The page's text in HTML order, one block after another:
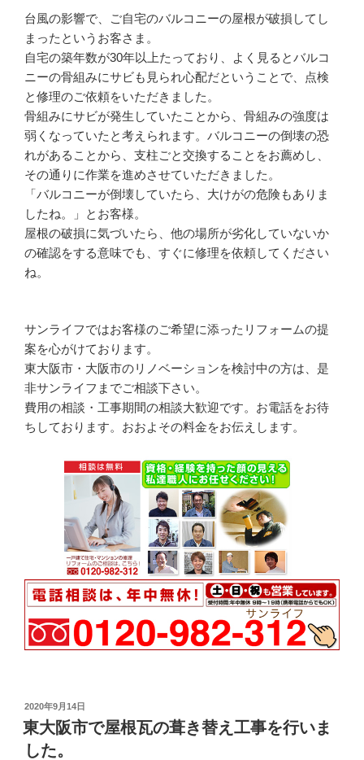
台風の影響で、ご自宅のバルコニーの屋根が破損してし
まったというお客さま。
自宅の築年数が30年以上たっており、よく見るとバルコ
ニーの骨組みにサビも見られ心配だということで、点検
と修理のご依頼をいただきました。
骨組みにサビが発生していたことから、骨組みの強度は
弱くなっていたと考えられます。バルコニーの倒壊の恐
れがあることから、支柱ごと交換することをお薦めし、
その通りに作業を進めさせていただきました。
「バルコニーが倒壊していたら、大けがの危険もありま
したね。」とお客様。
屋根の破損に気づいたら、他の場所が劣化していないか
の確認をする意味でも、すぐに修理を依頼してください
ね。
サンライフではお客様のご希望に添ったリフォームの提
案を心がけております。
東大阪市・大阪市のリノベーションを検討中の方は、是
非サンライフまでご相談下さい。
費用の相談・工事期間の相談大歓迎です。お電話をお待
ちしております。おおよその料金をお伝えします。
投
稿
日:
2020年9月14日
東大阪市で屋根瓦の葺き替え工事を行いま
した。